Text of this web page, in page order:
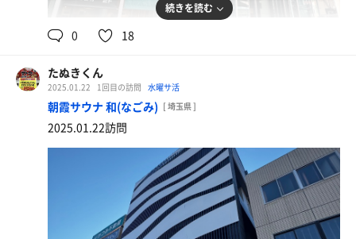
チョップドサラダサンドウィッチ
スープとフライドポテト付き
続きを読む
0 18
たぬきくん
2025.01.22 1回目の訪問 水曜サ活
朝霞サウナ 和(なごみ) [ 埼玉県 ]
2025.01.22訪問